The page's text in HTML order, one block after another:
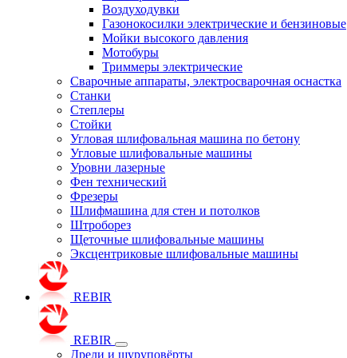
Воздуходувки
Газонокосилки электрические и бензиновые
Мойки высокого давления
Мотобуры
Триммеры электрические
Сварочные аппараты, электросварочная оснастка
Станки
Степлеры
Стойки
Угловая шлифовальная машина по бетону
Угловые шлифовальные машины
Уровни лазерные
Фен технический
Фрезеры
Шлифмашина для стен и потолков
Штроборез
Щеточные шлифовальные машины
Эксцентриковые шлифовальные машины
REBIR
REBIR
Дрели и шуруповёрты